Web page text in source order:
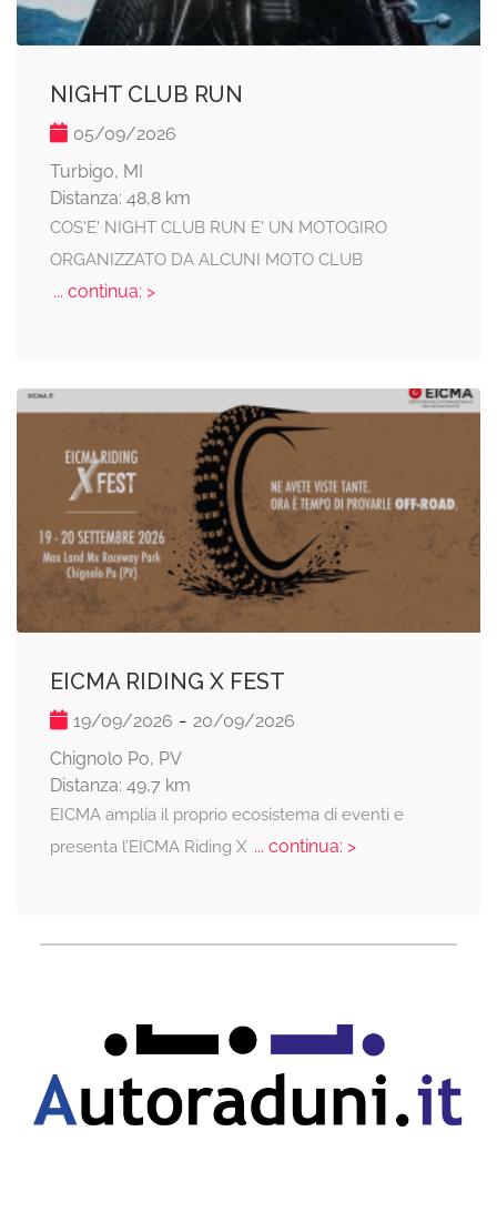
NIGHT CLUB RUN
05/09/2026
Turbigo, MI
Distanza: 48,8 km
COS'E' NIGHT CLUB RUN E' UN MOTOGIRO
ORGANIZZATO DA ALCUNI MOTO CLUB
... continua: >
EICMA RIDING X FEST
19/09/2026 - 20/09/2026
Chignolo Po, PV
Distanza: 49,7 km
EICMA amplia il proprio ecosistema di eventi e
presenta l’EICMA Riding X... continua: >